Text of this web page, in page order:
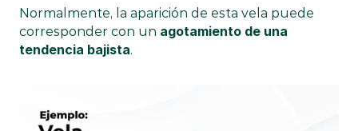
Normalmente, la aparición de esta vela puede
corresponder con un agotamiento de una
tendencia bajista.